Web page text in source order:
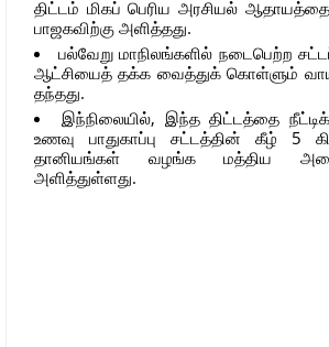
திட்டம் மிகப் பெரிய அரசியல்
பாஜகவிற்கு அளித்தது.
பல்வேறு மாநிலங்களில் நடைபெற்ற
ஆட்சியைத் தக்க வைத்துக் கொள்ளும்
தந்தது.
இந்நிலையில், இந்த திட்டத்தை
உணவு பாதுகாப்பு சட்டத்தின் கீழ் 5
தானியங்கள் வழங்க மத்திய
அளித்துள்ளது.